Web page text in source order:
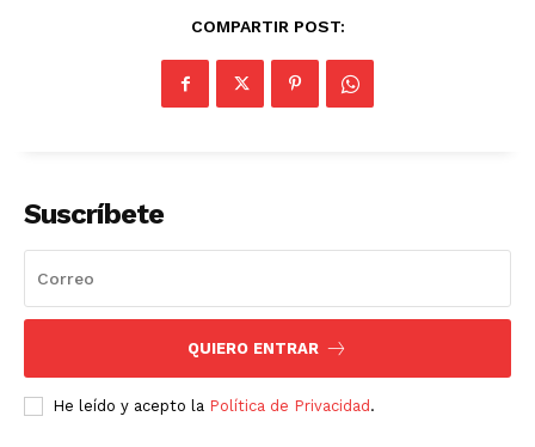
COMPARTIR POST:
Suscríbete
QUIERO ENTRAR
He leído y acepto la Política de Privacidad .